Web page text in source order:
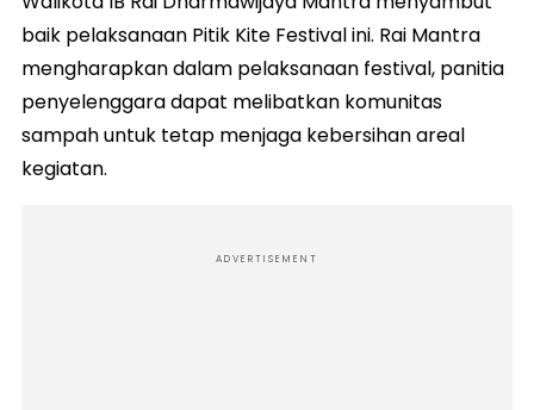
baik pelaksanaan Pitik Kite Festival ini. Rai Mantra
mengharapkan dalam pelaksanaan festival, panitia
penyelenggara dapat melibatkan komunitas
sampah untuk tetap menjaga kebersihan areal
kegiatan.
ADVERTISEMENT